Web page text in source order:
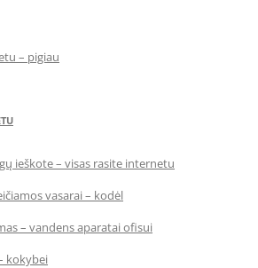
– pigiau
ieškote – visas rasite internetu
vasarai – kodėl
– vandens aparatai ofisui
kokybei